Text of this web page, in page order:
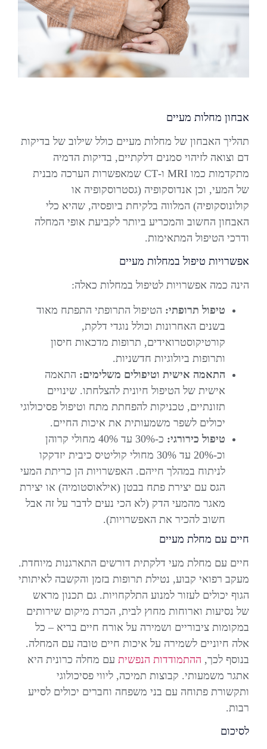
אבחון מחלות מעיים
תהליך האבחון של מחלות מעיים כולל שילוב של בדיקות
דם וצואה לזיהוי סמנים דלקתיים, בדיקות הדמיה
מתקדמות כמו MRI ו-CT שמאפשרות הערכה מבנית
של המעי, וכן אנדוסקופיה (גסטרוסקופיה או
קולונוסקופיה) המלווה בלקיחת ביופסיה, שהיא כלי
האבחון החשוב והמכריע ביותר לקביעת אופי המחלה
ודרכי הטיפול המתאימות.
אפשרויות טיפול במחלות מעיים
הינה כמה אפשרויות לטיפול במחלות כאלה:
טיפול תרופתי: הטיפול התרופתי התפתח מאוד
בשנים האחרונות וכולל נוגדי דלקת,
קורטיקוסטרואידים, תרופות מדכאות חיסון
ותרופות ביולוגיות חדשניות.
התאמה אישית וטיפולים משלימים: התאמה
אישית של הטיפול חיונית להצלחתו. שינויים
תזונתיים, טכניקות להפחתת מתח וטיפול פסיכולוגי
יכולים לשפר משמעותית את איכות החיים.
טיפול כירורגי:
כ-30% עד 40% מחולי קרוהן
וכ-20% עד 30% מחולי קוליטיס כיבית יזדקקו
לניתוח במהלך חייהם. האפשרויות הן כריתת המעי
הגס עם יצירת פתח בבטן (אילאוסטומיה) או יצירת
מאגר מהמעי הדק (לא הכי נעים לדבר על זה אבל
חשוב להכיר את האפשרויות).
חיים עם מחלת מעיים
חיים עם מחלת מעי דלקתית דורשים התארגנות מיוחדת.
מעקב רפואי קבוע, נטילת תרופות בזמן והקשבה לאיתותי
הגוף יכולים לעזור למנוע התלקחויות. גם תכנון מראש
של נסיעות וארוחות מחוץ לבית, הכרת מיקום שירותים
במקומות ציבוריים ושמירה על אורח חיים בריא – כל
אלה חיוניים לשמירה על איכות חיים טובה עם המחלה.
בנוסף לכך, ההתמודדות הנפשית עם מחלה כרונית היא
אתגר משמעותי. קבוצות תמיכה, ליווי פסיכולוגי
ותקשורת פתוחה עם בני משפחה וחברים יכולים לסייע
רבות.
לסיכום